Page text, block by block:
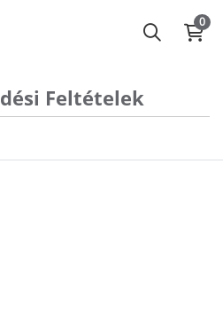
0
Feltételek